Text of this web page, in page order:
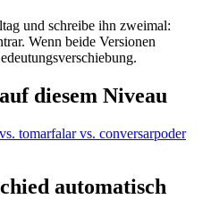
und schreibe ihn zweimal:
Wenn beide Versionen
diesem Niveau
tomarfalar vs. conversarpoder
automatisch